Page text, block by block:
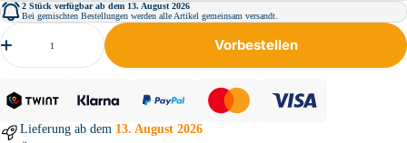
2 Stück verfügbar ab dem 13. August 2026
Bei gemischten Bestellungen werden alle Artikel gemeinsam versandt.
Menge
Vorbestellen
Lieferung ab dem 13. August 2026